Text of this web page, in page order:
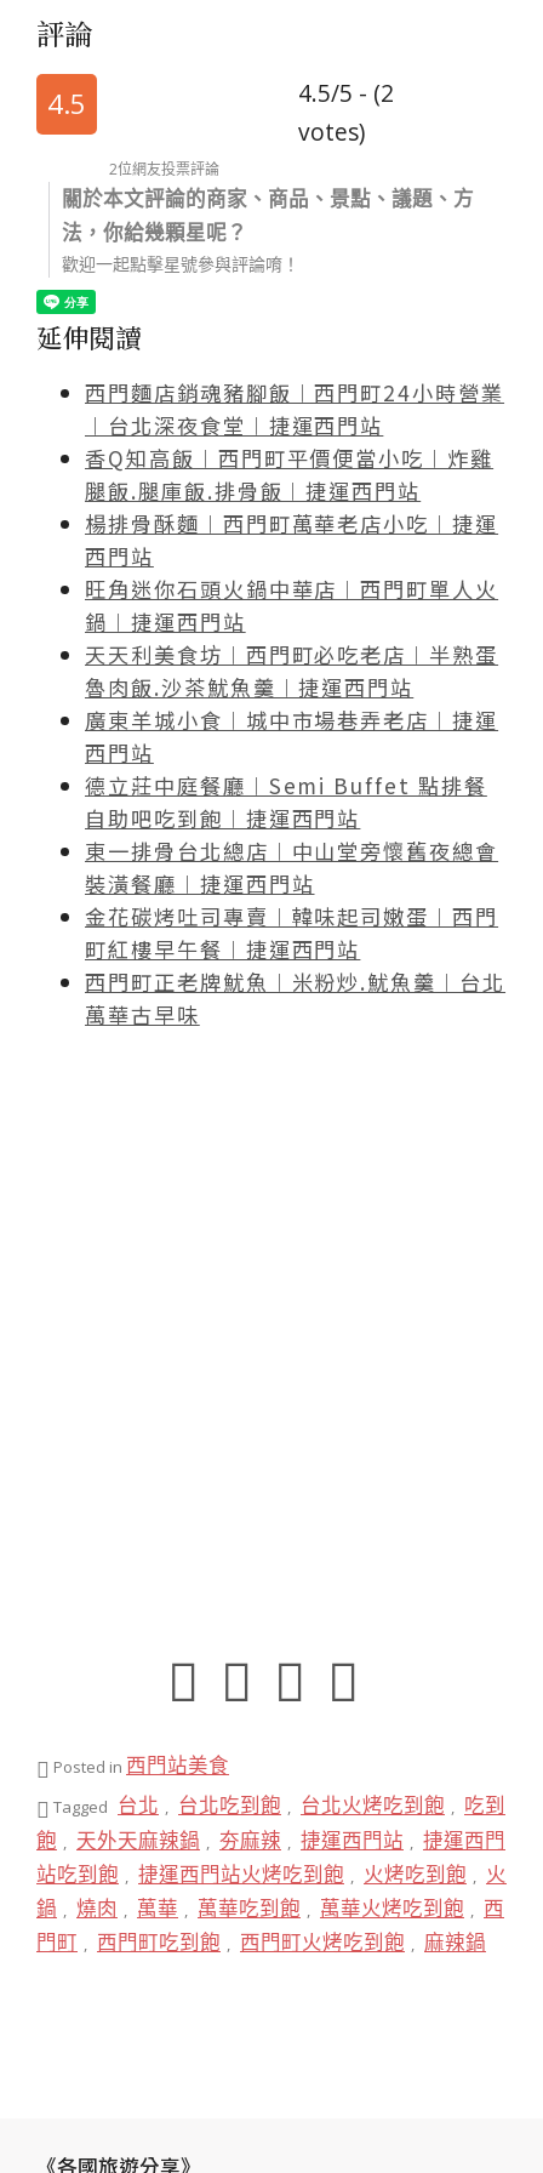
評論
4.5
4.5/5 - (2
votes)
2位網友投票評論
關於本文評論的商家、商品、景點、議題、方
法，你給幾顆星呢？
歡迎一起點擊星號參與評論唷！
延伸閱讀
西門麵店銷魂豬腳飯︱西門町24小時營業
︱台北深夜食堂︱捷運西門站
香Q知高飯︱西門町平價便當小吃︱炸雞
腿飯.腿庫飯.排骨飯︱捷運西門站
楊排骨酥麵︱西門町萬華老店小吃︱捷運
西門站
旺角迷你石頭火鍋中華店︱西門町單人火
鍋︱捷運西門站
天天利美食坊︱西門町必吃老店︱半熟蛋
魯肉飯.沙茶魷魚羹︱捷運西門站
廣東羊城小食︱城中市場巷弄老店︱捷運
西門站
德立莊中庭餐廳︱Semi Buffet 點排餐
自助吧吃到飽︱捷運西門站
東一排骨台北總店︱中山堂旁懷舊夜總會
裝潢餐廳︱捷運西門站
金花碳烤吐司專賣︱韓味起司嫩蛋︱西門
町紅樓早午餐︱捷運西門站
西門町正老牌魷魚︱米粉炒.魷魚羹︱台北
萬華古早味
Posted in 西門站美食
Tagged 台北 , 台北吃到飽 , 台北火烤吃到飽 , 吃到
飽 , 天外天麻辣鍋 , 夯麻辣 , 捷運西門站 , 捷運西門
站吃到飽 , 捷運西門站火烤吃到飽 , 火烤吃到飽 , 火
鍋 , 燒肉 , 萬華 , 萬華吃到飽 , 萬華火烤吃到飽 , 西
門町 , 西門町吃到飽 , 西門町火烤吃到飽 , 麻辣鍋
《各國旅遊分享》